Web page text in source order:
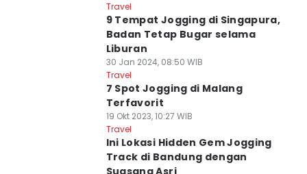
Travel
9 Tempat Jogging di Singapura,
Badan Tetap Bugar selama
Liburan
30 Jan 2024, 08:50 WIB
Travel
7 Spot Jogging di Malang
Terfavorit
19 Okt 2023, 10:27 WIB
Travel
Ini Lokasi Hidden Gem Jogging
Track di Bandung dengan
Suasana Asri